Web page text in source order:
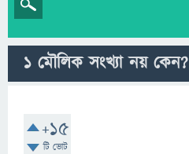
১ মৌলিক সংখ্যা নয় কেন?
+15
টি ভোট